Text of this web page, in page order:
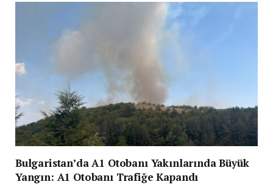
Bulgaristan’da A1 Otobanı Yakınlarında Büyük
Yangın: A1 Otobanı Trafiğe Kapandı